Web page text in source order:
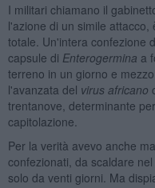
I militari chiamano il
l'azione di un simile
totale. Un'intera confezione
capsule di Enterogermina a
terreno in un giorno e
l'avanzata del virus africano
trentanove, determinante
capitolazione.
Per la verità avevo anche
confezionati, da scaldare
solo da venti giorni. Ma